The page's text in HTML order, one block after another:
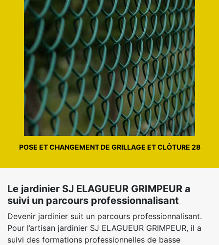
POSE ET CHANGEMENT DE GRILLAGE ET CLÔTURE 28
Le jardinier SJ ELAGUEUR GRIMPEUR a
suivi un parcours professionnalisant
Devenir jardinier suit un parcours professionnalisant.
Pour l’artisan jardinier SJ ELAGUEUR GRIMPEUR, il a
suivi des formations professionnelles de basse